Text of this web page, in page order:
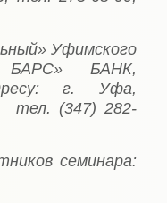
Уфимского
БАНК,
г. Уфа,
тел. (347) 282-
семинара: